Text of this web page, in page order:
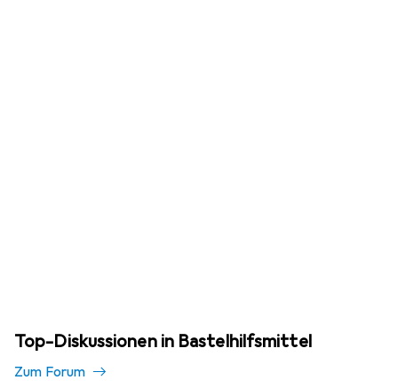
Top-Diskussionen in Bastelhilfsmittel
Zum Forum